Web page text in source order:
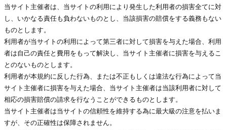
当サイト主催者は、当サイトの利用により発生した利用者の損害全てに対
し、いかなる責任も負わないものとし、当該損害の賠償をする義務もない
ものとします。
利用者が当サイトの利用によって第三者に対して損害を与えた場合、利用
者は自己の責任と費用をもって解決し、当サイト主催者に損害を与えるこ
とのないものとします。
利用者が本規約に反した行為、または不正もしくは違法な行為によって当
サイト主催者に損害を与えた場合、当サイト主催者は当該利用者に対して
相応の損害賠償の請求を行なうことができるものとします。
当サイト主催者は当サイトの信頼性を維持する為に最大級の注意を払いま
すが、その正確性は保障されません。